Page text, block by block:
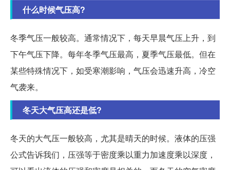
什么时候气压高?
冬季气压一般较高。通常情况下，每天早晨气压上升，到
下午气压下降。每年冬季气压最高，夏季气压最低。但在
某些特殊情况下，如受寒潮影响，气压会迅速升高，冷空
气袭来。
冬天大气压高还是低?
冬天的大气压一般较高，尤其是晴天的时候。液体的压强
公式告诉我们，压强等于密度乘以重力加速度乘以深度，